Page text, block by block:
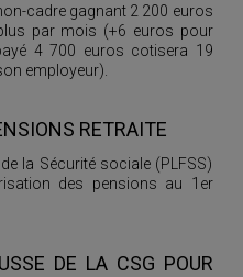
cadre gagnant 2 200 euros
par mois (+6 euros pour
4 700 euros cotisera 19
employeur).
RETRAITE
la Sécurité sociale (PLFSS)
des pensions au 1er
DE LA CSG POUR